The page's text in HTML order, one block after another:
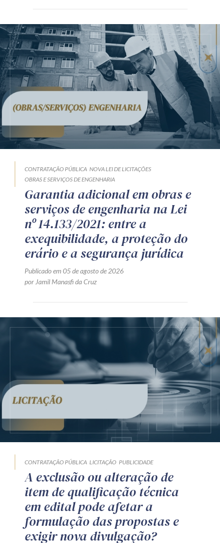
CONTRATAÇÃO PÚBLICA NOVA LEI DE LICITAÇÕES
OBRAS E SERVIÇOS DE ENGENHARIA
Garantia adicional em obras e
serviços de engenharia na Lei
nº 14.133/2021: entre a
exequibilidade, a proteção do
erário e a segurança jurídica
Publicado em 05 de agosto de 2026
por Jamil Manasfi da Cruz
CONTRATAÇÃO PÚBLICA LICITAÇÃO PUBLICIDADE
A exclusão ou alteração de
item de qualificação técnica
em edital pode afetar a
formulação das propostas e
exigir nova divulgação?